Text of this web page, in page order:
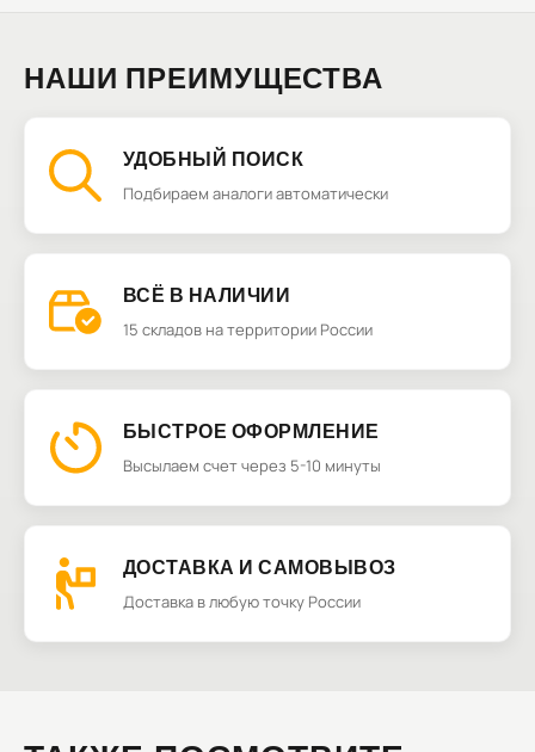
НАШИ ПРЕИМУЩЕСТВА
УДОБНЫЙ ПОИСК
Подбираем аналоги автоматически
ВСЁ В НАЛИЧИИ
15 складов на территории России
БЫСТРОЕ ОФОРМЛЕНИЕ
Высылаем счет через 5-10 минуты
ДОСТАВКА И САМОВЫВОЗ
Доставка в любую точку России